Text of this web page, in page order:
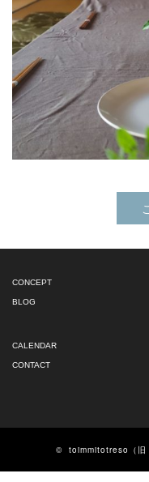
CONCEPT
BLOG
CALENDAR
CONTACT
© toimmitotreso（旧